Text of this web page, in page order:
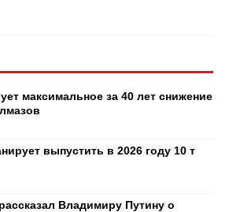
максимальное за 40 лет снижение
выпустить в 2026 году 10 т
Владимиру Путину о